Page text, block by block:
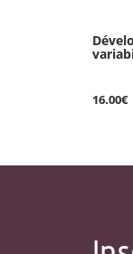
16.00€